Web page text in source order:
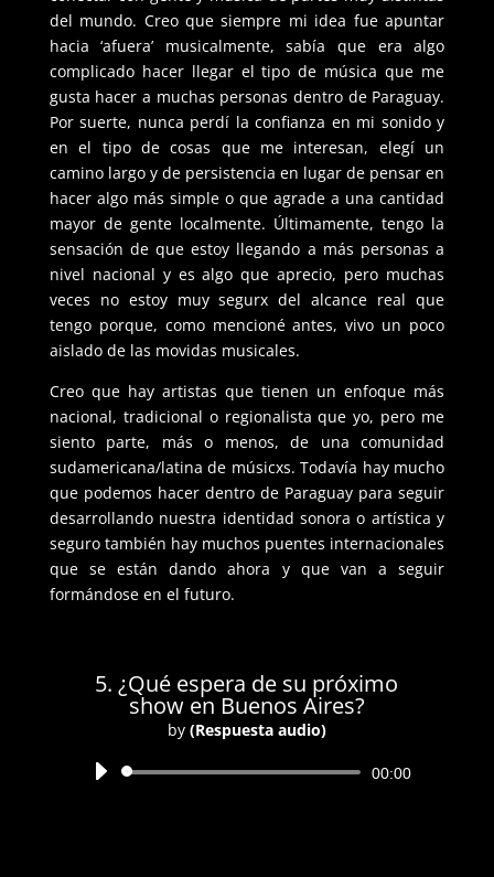
del mundo. Creo que siempre mi idea fue apuntar
hacia ‘afuera’ musicalmente, sabía que era algo
complicado hacer llegar el tipo de música que me
gusta hacer a muchas personas dentro de Paraguay.
Por suerte, nunca perdí la confianza en mi sonido y
en el tipo de cosas que me interesan, elegí un
camino largo y de persistencia en lugar de pensar en
hacer algo más simple o que agrade a una cantidad
mayor de gente localmente. Últimamente, tengo la
sensación de que estoy llegando a más personas a
nivel nacional y es algo que aprecio, pero muchas
veces no estoy muy segurx del alcance real que
tengo porque, como mencioné antes, vivo un poco
aislado de las movidas musicales.
Creo que hay artistas que tienen un enfoque más
nacional, tradicional o regionalista que yo, pero me
siento parte, más o menos, de una comunidad
sudamericana/latina de músicxs. Todavía hay mucho
que podemos hacer dentro de Paraguay para seguir
desarrollando nuestra identidad sonora o artística y
seguro también hay muchos puentes internacionales
que se están dando ahora y que van a seguir
formándose en el futuro.
5. ¿Qué espera de su próximo
show en Buenos Aires?
by (Respuesta audio)
Reproductor
00:00